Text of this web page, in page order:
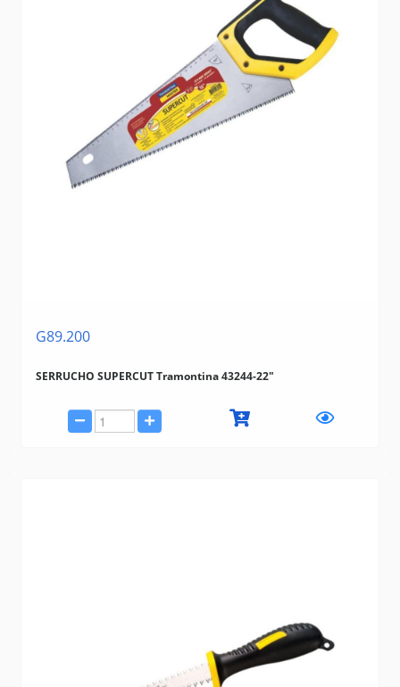
G89.200
SERRUCHO SUPERCUT Tramontina 43244-22"